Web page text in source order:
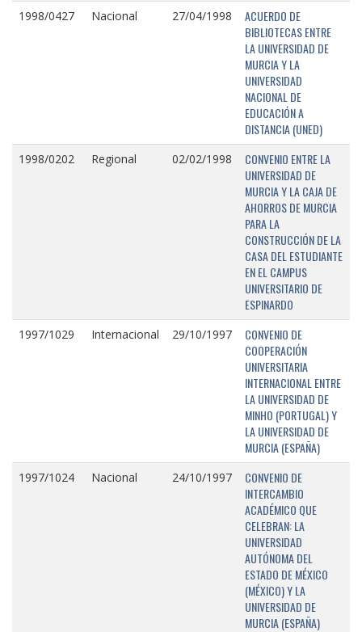
1998/0427 Nacional 27/04/1998
ACUERDO DE
BIBLIOTECAS ENTRE
LA UNIVERSIDAD DE
MURCIA Y LA
UNIVERSIDAD
NACIONAL DE
EDUCACIÓN A
DISTANCIA (UNED)
1998/0202 Regional 02/02/1998
CONVENIO ENTRE LA
UNIVERSIDAD DE
MURCIA Y LA CAJA DE
AHORROS DE MURCIA
PARA LA
CONSTRUCCIÓN DE LA
CASA DEL ESTUDIANTE
EN EL CAMPUS
UNIVERSITARIO DE
ESPINARDO
1997/1029 Internacional 29/10/1997
CONVENIO DE
COOPERACIÓN
UNIVERSITARIA
INTERNACIONAL ENTRE
LA UNIVERSIDAD DE
MINHO (PORTUGAL) Y
LA UNIVERSIDAD DE
MURCIA (ESPAÑA)
1997/1024 Nacional 24/10/1997
CONVENIO DE
INTERCAMBIO
ACADÉMICO QUE
CELEBRAN: LA
UNIVERSIDAD
AUTÓNOMA DEL
ESTADO DE MÉXICO
(MÉXICO) Y LA
UNIVERSIDAD DE
MURCIA (ESPAÑA)